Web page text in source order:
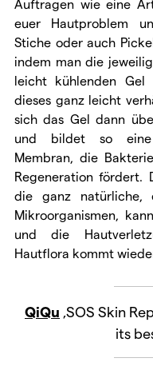
Auftragen wie eine
euer Hautproblem
Stiche oder auch
indem man die
leicht kühlenden
dieses ganz leicht
sich das Gel dann
und bildet so eine
Membran, die
Regeneration fördert.
die ganz natürliche,
Mikroorganismen,
und die
Hautflora kommt
QiQu ‚SOS Skin
its